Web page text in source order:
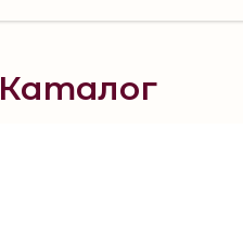
Каталог